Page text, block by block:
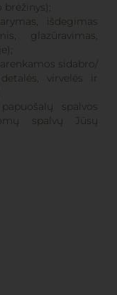
brėžinys);
išdegimas
glazūravimas,
sidabro/
virvelės ir
spalvos
spalvų Jūsų